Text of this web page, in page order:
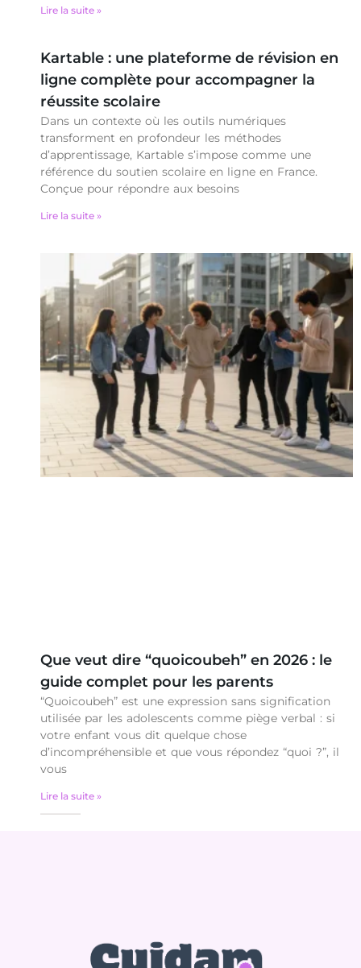
Lire la suite »
Kartable : une plateforme de révision en
ligne complète pour accompagner la
réussite scolaire
Dans un contexte où les outils numériques
transforment en profondeur les méthodes
d’apprentissage, Kartable s’impose comme une
référence du soutien scolaire en ligne en France.
Conçue pour répondre aux besoins
Lire la suite »
Que veut dire “quoicoubeh” en 2026 : le
guide complet pour les parents
“Quoicoubeh” est une expression sans signification
utilisée par les adolescents comme piège verbal : si
votre enfant vous dit quelque chose
d’incompréhensible et que vous répondez “quoi ?”, il
vous
Lire la suite »